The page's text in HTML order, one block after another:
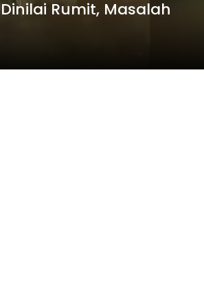
Rumit, Masalah